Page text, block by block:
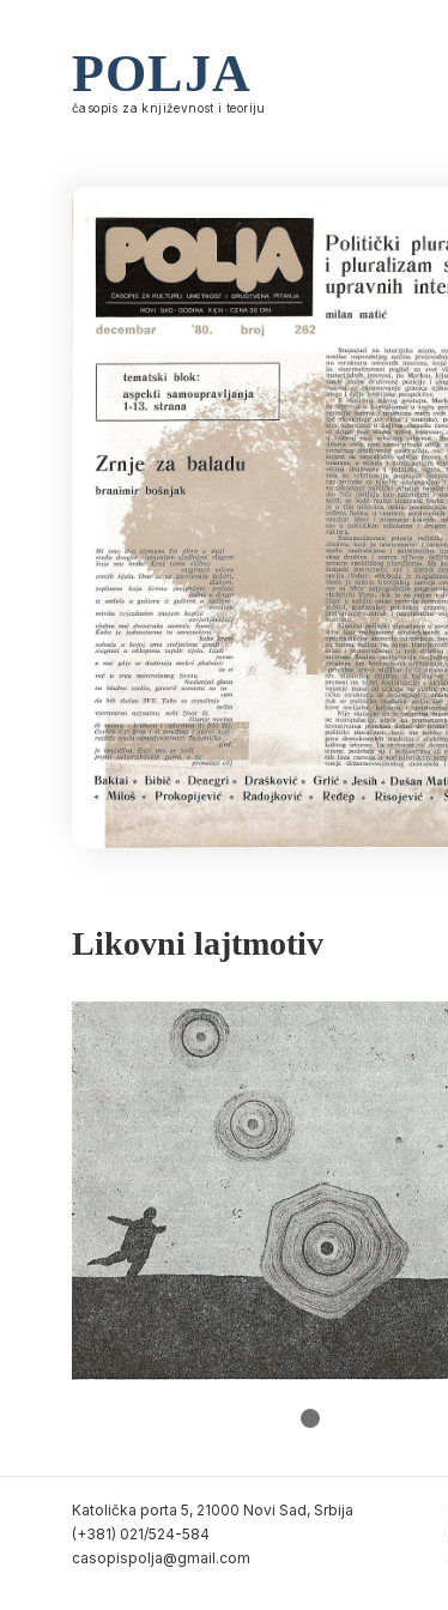
POLJA
časopis za književnost i teoriju
Likovni lajtmotiv
Katolička porta 5, 21000 Novi Sad, Srbija
(+381) 021/524-584
casopispolja@gmail.com